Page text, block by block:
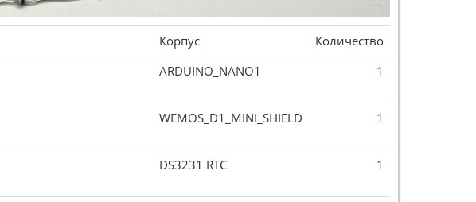
Корпус
Количество
ARDUINO_NANO1 1
WEMOS_D1_MINI_SHIELD 1
DS3231 RTC 1